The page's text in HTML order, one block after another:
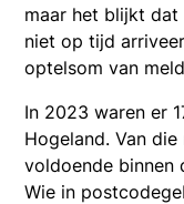
maar het blijkt
niet op tijd
optelsom van
In 2023 waren er
Hogeland. Van
voldoende binnen
Wie in